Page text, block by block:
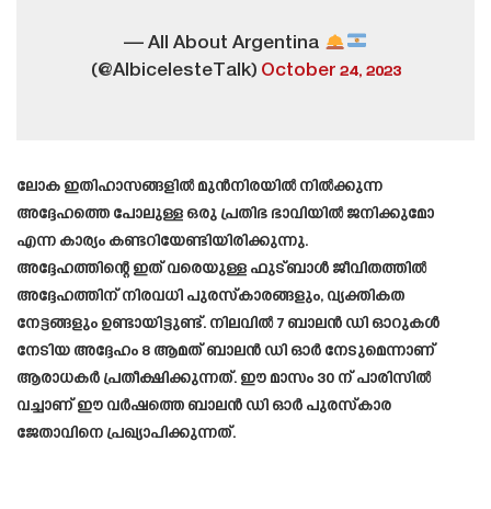
— All About Argentina
(@AlbicelesteTalk) October 24, 2023
ലോക ഇതിഹാസങ്ങളിൽ മുൻനിരയിൽ നിൽക്കുന്ന
അദ്ദേഹത്തെ പോലുള്ള ഒരു പ്രതിഭ ഭാവിയിൽ ജനിക്കുമോ
എന്ന കാര്യം കണ്ടറിയേണ്ടിയിരിക്കുന്നു.
അദ്ദേഹത്തിന്റെ ഇത് വരെയുള്ള ഫുട്ബാൾ ജീവിതത്തിൽ
അദ്ദേഹത്തിന് നിരവധി പുരസ്‌കാരങ്ങളും, വ്യക്തികത
നേട്ടങ്ങളും ഉണ്ടായിട്ടുണ്ട്. നിലവിൽ 7 ബാലൻ ഡി ഓറുകൾ
നേടിയ അദ്ദേഹം 8 ആമത് ബാലൻ ഡി ഓർ നേടുമെന്നാണ്
ആരാധകർ പ്രതീക്ഷിക്കുന്നത്. ഈ മാസം 30 ന് പാരിസിൽ
വച്ചാണ് ഈ വർഷത്തെ ബാലൻ ഡി ഓർ പുരസ്‌കാര
ജേതാവിനെ പ്രഖ്യാപിക്കുന്നത്.